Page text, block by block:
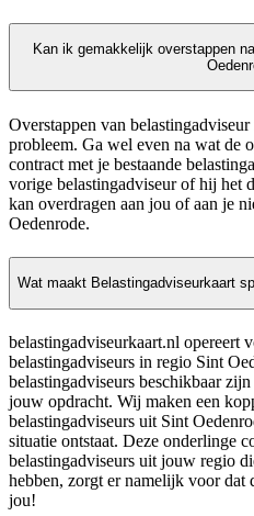
Kan ik gemakkelijk overstappen
Overstappen van
probleem. Ga wel even na wat de
contract met je bestaande
vorige belastingadviseur of hij het
kan overdragen aan jou of aan je
Oedenrode.
Wat maakt Belastingadviseurkaart
belastingadviseurkaart.nl opereert
belastingadviseurs in regio Sint
belastingadviseurs beschikbaar
jouw opdracht. Wij maken een
belastingadviseurs uit Sint
situatie ontstaat. Deze onderlinge
belastingadviseurs uit jouw regio
hebben, zorgt er namelijk voor dat
jou!